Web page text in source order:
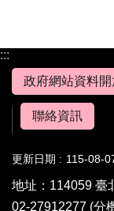
:::
政府網站資料
聯絡資訊
更新日期 115-08-
地址：114059 臺
02-27912277 (分